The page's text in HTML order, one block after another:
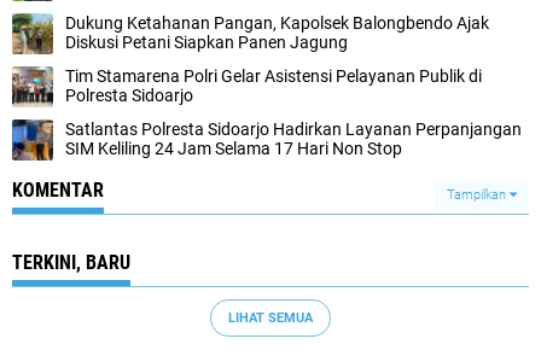
Dukung Ketahanan Pangan, Kapolsek Balongbendo Ajak
Diskusi Petani Siapkan Panen Jagung
Tim Stamarena Polri Gelar Asistensi Pelayanan Publik di
Polresta Sidoarjo
Satlantas Polresta Sidoarjo Hadirkan Layanan Perpanjangan
SIM Keliling 24 Jam Selama 17 Hari Non Stop
KOMENTAR Tampilkan
TERKINI, BARU
LIHAT SEMUA